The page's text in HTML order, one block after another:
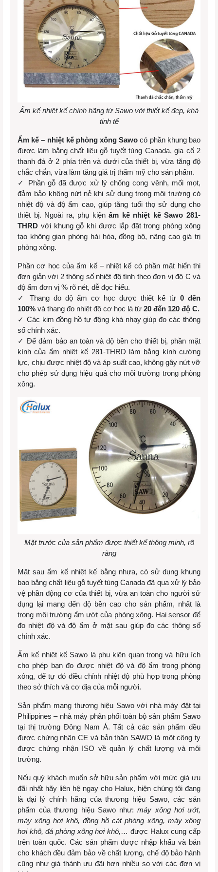
Ẩm kế nhiệt kế chính hãng từ Sawo với thiết kế đẹp, khá
tinh tế
Ẩm kế – nhiệt kế phòng xông Sawo có phần khung bao
được làm bằng chất liệu gỗ tuyết tùng Canada, gia cố 2
thanh đá ở 2 phía trên và dưới của thiết bị, vừa tăng độ
chắc chắn, vừa làm tăng giá trị thẩm mỹ cho sản phẩm.
✓ Phần gỗ đã được xử lý chống cong vênh, mối mọt,
đảm bảo không nứt nẻ khi sử dụng trong môi trường có
nhiệt độ và độ ẩm cao, giúp tăng tuổi thọ sử dụng cho
thiết bị. Ngoài ra, phụ kiệnẩm kế nhiệt kế Sawo 281-
THRD với khung gỗ khi được lắp đặt trong phòng xông
tạo không gian phòng hài hòa, đồng bộ, nâng cao giá trị
phòng xông.
Phần cơ học của ẩm kế – nhiệt kế có phần mặt hiển thị
đơn giản với 2 thông số nhiệt độ tính theo đơn vị độ C và
độ ẩm đơn vị % rõ nét, dễ đọc hiểu.
✓ Thang đo độ ẩm cơ học được thiết kế từ 0 đến
100% và thang đo nhiệt độ cơ học là từ 20 đến 120 độ C.
✓ Các kim đồng hồ tự động khá nhạy giúp đo các thông
số chính xác.
✓ Để đảm bảo an toàn và độ bền cho thiết bị, phần mặt
kính của ẩm nhiệt kế 281-THRD làm bằng kính cường
lực, chịu được nhiệt độ và áp suất cao, không gây nứt vỡ
cho phép sử dụng hiệu quả cho môi trường trong phòng
xông.
Mặt trước của sản phẩm được thiết kế thông minh, rõ
ràng
Mặt sau ẩm kế nhiệt kế bằng nhựa, có sử dụng khung
bao bằng chất liệu gỗ tuyết tùng Canada đã qua xử lý bảo
vệ phần động cơ của thiết bị, vừa an toàn cho người sử
dụng lại mang đến độ bền cao cho sản phẩm, nhất là
trong môi trường ẩm ướt của phòng xông. Hai sensor để
đo nhiệt độ và độ ẩm ở mặt sau giúp đo các thông số
chính xác.
Ẩm kế nhiệt kế Sawo là phụ kiện quan trọng và hữu ích
cho phép bạn đo được nhiệt độ và độ ẩm trong phòng
xông, để tự đó điều chỉnh nhiệt độ phù hợp trong phòng
theo sở thích và cơ địa của mỗi người.
Sản phẩm mang thương hiệu Sawo với nhà máy đặt tại
Philippines – nhà máy phân phối toàn bộ sản phẩm Sawo
tại thị trường Đông Nam Á. Tất cả các sản phẩm đều
được chứng nhận CE và bản thân SAWO là một công ty
được chứng nhận ISO về quản lý chất lượng và môi
trường.
Nếu quý khách muốn sở hữu sản phẩm với mức giá ưu
đãi nhất hãy liên hệ ngay cho Halux, hiện chúng tôi đang
là đại lý chính hãng của thương hiệu Sawo, các sản
phẩm của thương hiệu Sawo như: máy xông hơi ướt,
máy xông hơi khô, đồng hồ cát phòng xông, máy xông
hơi khô, đá phòng xông hơi khô,… được Halux cung cấp
trên toàn quốc. Các sản phẩm được nhập khẩu và bán
cho khách đều đảm bảo về chất lượng, chế độ bảo hành
cũng như giá thành ưu đãi hơn nhiều so với các đơn vị